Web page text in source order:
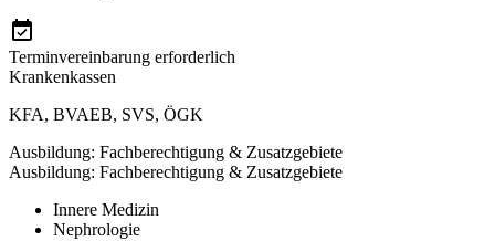
Terminvereinbarung erforderlich
Krankenkassen
KFA, BVAEB, SVS, ÖGK
Ausbildung: Fachberechtigung & Zusatzgebiete
Ausbildung: Fachberechtigung & Zusatzgebiete
Innere Medizin
Nephrologie